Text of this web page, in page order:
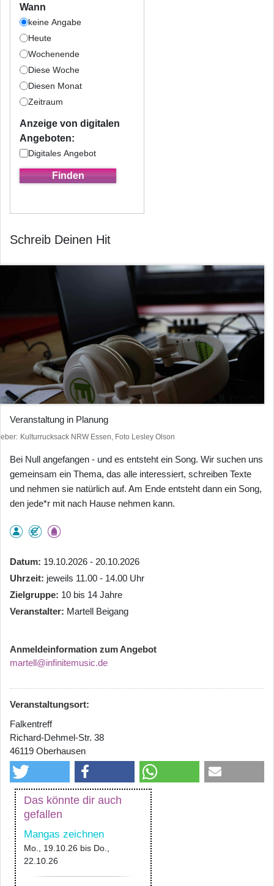
Wann
keine Angabe
Heute
Wochenende
Diese Woche
Diesen Monat
Zeitraum
Anzeige von digitalen
Angeboten:
Digitales Angebot
Schreib Deinen Hit
Veranstaltung in Planung
Kulturrucksack NRW Essen, Foto Lesley Olson
Bei Null angefangen - und es entsteht ein Song. Wir suchen uns
gemeinsam ein Thema, das alle interessiert, schreiben Texte
und nehmen sie natürlich auf. Am Ende entsteht dann ein Song,
den jede*r mit nach Hause nehmen kann.
Datum 19.10.2026 - 20.10.2026
Uhrzeit jeweils 11.00 - 14.00 Uhr
Zielgruppe 10 bis 14 Jahre
Veranstalter Martell Beigang
Anmeldeinformation zum Angebot
martell@infinitemusic.de
Veranstaltungsort:
Falkentreff
Richard-Dehmel-Str. 38
46119 Oberhausen
Das könnte dir auch
gefallen
Mangas zeichnen
Mo., 19.10.26 bis Do.,
22.10.26